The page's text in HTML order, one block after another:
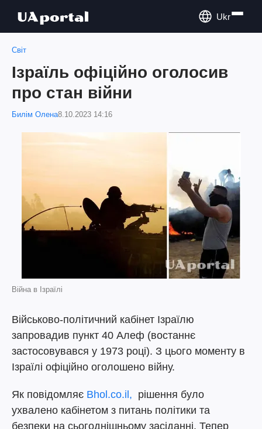
Ukr
Світ
Ізраїль офіційно оголосив
про стан війни
Билім Олена8.10.2023 14:16
Війна в Ізраїлі
Військово-політичний кабінет Ізраїлю
запровадив пункт 40 Алеф (востаннє
застосовувався у 1973 році). З цього моменту в
Ізраїлі офіційно оголошено війну.
Як повідомляє Вhol.co.il, рішення було
ухвалено кабінетом з питань політики та
безпеки на сьогоднішньому засіданні. Тепер